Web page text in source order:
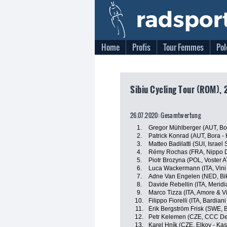
Home Profis Tour Femmes
Sibiu Cycling Tour
26.07.2020: Gesamtwertung
1.
Gregor Mühlberger (AUT,
2.
Patrick Konrad (AUT, Bora -
3.
Matteo Badilatti (SUI, Israel
4.
Rémy Rochas (FRA, Nippo
5.
Piotr Brozyna (POL, Voster
6.
Luca Wackermann (ITA,
7.
Adne Van Engelen (NED,
8.
Davide Rebellin (ITA,
9.
Marco Tizza (ITA, Amore &
10.
Filippo Fiorelli (ITA,
11.
Erik Bergström Frisk (SWE,
12.
Petr Kelemen (CZE, CCC
13.
Karel Hník (CZE, Elkov -